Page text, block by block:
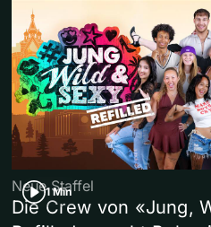
1 Min
Neue Staffel
Die Crew von «Jung,